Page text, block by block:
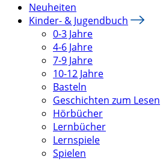
Neuheiten
Kinder- & Jugendbuch
0-3 Jahre
4-6 Jahre
7-9 Jahre
10-12 Jahre
Basteln
Geschichten zum Lesen
Hörbücher
Lernbücher
Lernspiele
Spielen